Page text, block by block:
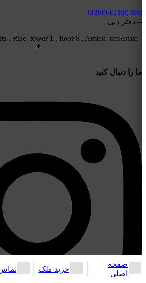
00989305885808
-- دفتر دبی
, Rise tower 1 , floor 8 , Amlak realestate
📌
ما را دنبال کنید
صفحه
اصلی
خرید ملک تماس